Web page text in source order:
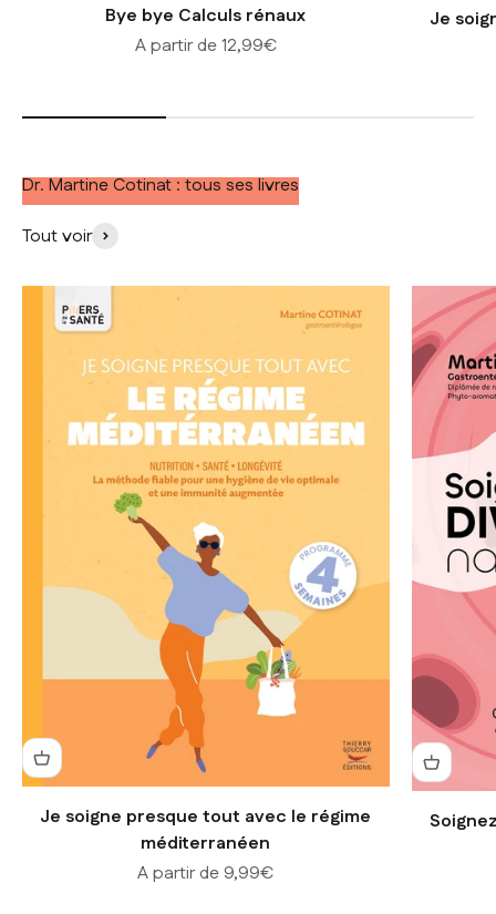
Bye bye Calculs rénaux
Prix de vente
A partir de 12,99€
Je
Dr. Martine Cotinat : tous ses livres
Tout voir
Je soigne presque tout avec le régime
méditerranéen
Prix de vente
A partir de 9,99€